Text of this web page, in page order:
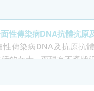
(卵巢癌)
診 重點項目
重點項目
性傳染病DNA抗體抗原
性傳染病DNA及抗原抗
的女士，而現有不適狀
性健康。
9項性病DNA測試及2項